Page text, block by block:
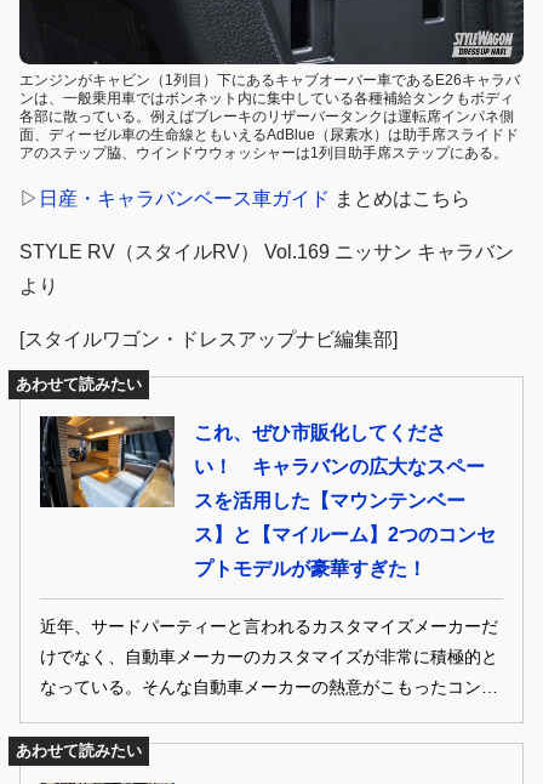
エンジンがキャビン（1列目）下にあるキャブオーバー車であるE26キャラバ
ンは、一般乗用車ではボンネット内に集中している各種補給タンクもボディ
各部に散っている。例えばブレーキのリザーバータンクは運転席インパネ側
面、ディーゼル車の生命線ともいえるAdBlue（尿素水）は助手席スライドド
アのステップ脇、ウインドウウォッシャーは1列目助手席ステップにある。
▷ 日産・キャラバンベース車ガイド まとめはこちら
STYLE RV（スタイルRV） Vol.169 ニッサン キャラバン
より
[スタイルワゴン・ドレスアップナビ編集部]
あわせて読みたい
これ、ぜひ市販化してくださ
い！ キャラバンの広大なスペー
スを活用した【マウンテンベー
ス】と【マイルーム】2つのコンセ
プトモデルが豪華すぎた！
近年、サードパーティーと言われるカスタマイズメーカーだ
けでなく、自動車メーカーのカスタマイズが非常に積極的と
なっている。そんな自動車メーカーの熱意がこもったコンセ
あわせて読みたい